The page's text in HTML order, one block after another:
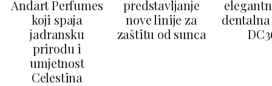
Andart Perfumes
koji spaja
jadransku
prirodu i
umjetnost
Celestina
predstavljanje
nove linije za
zaštitu od sunca